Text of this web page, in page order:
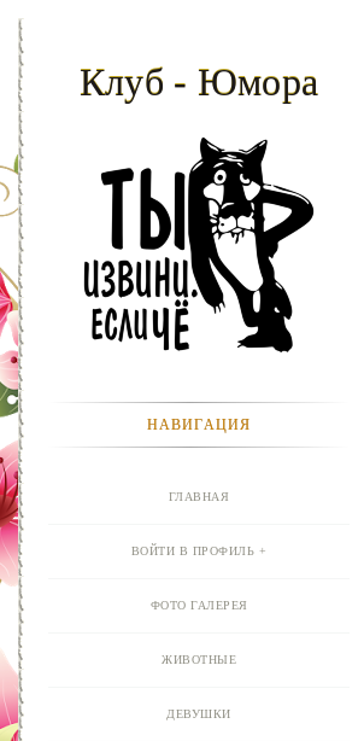
Клуб - Юмора
НАВИГАЦИЯ
ГЛАВНАЯ
ВОЙТИ В ПРОФИЛЬ
ФОТО ГАЛЕРЕЯ
ЖИВОТНЫЕ
ДЕВУШКИ